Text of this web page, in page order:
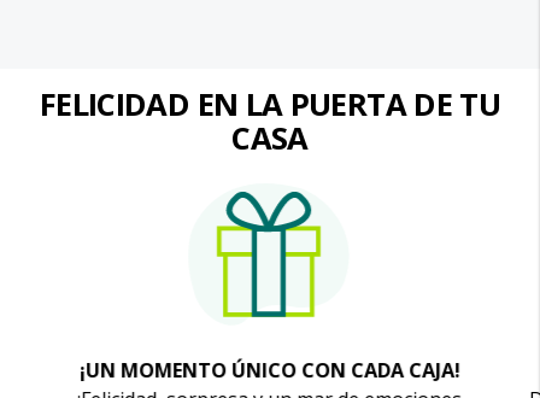
FELICIDAD EN LA PUERTA DE TU
CASA
¡UN MOMENTO ÚNICO CON CADA CAJA!